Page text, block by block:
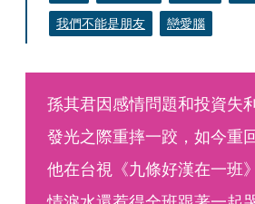
我們不能是朋友
戀愛腦
孫其君因感情問題和投資失
發光之際重摔一跤，如今重
他在台視《九條好漢在一班